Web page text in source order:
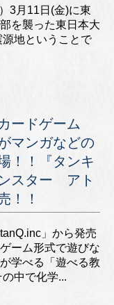
3月11日(金)に東
を襲った東日本大
地ということで
ードゲーム
マンガなどの
！！『タンキ
スター アト
！！
」から発売
ーム形式で遊びな
学べる「遊べる教
中で化学...